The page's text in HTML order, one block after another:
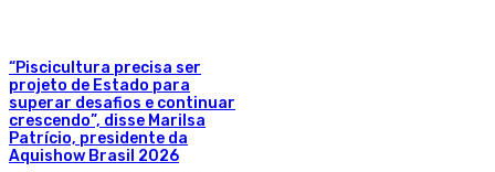
“Piscicultura precisa ser
projeto de Estado para
superar desafios e continuar
crescendo”, disse Marilsa
Patrício, presidente da
Aquishow Brasil 2026